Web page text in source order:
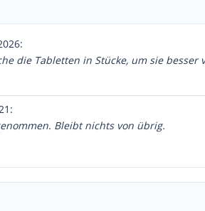
die Tabletten in Stücke, um sie
Bleibt nichts von übrig.